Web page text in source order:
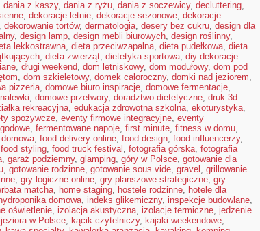
dania z kaszy, dania z ryżu, dania z soczewicy, decluttering,
, dekoracje letnie, dekoracje sezonowe, dekoracje
, dekorowanie tortów, dermatologia, desery bez cukru, design dla
, design lamp, design mebli biurowych, design roślinny,
lekkostrawna, dieta przeciwzapalna, dieta pudełkowa, dieta
, dieta zwierząt, dietetyka sportowa, diy dekoracje
, długi weekend, dom letniskowy, dom modułowy, dom pod
, dom szkieletowy, domek całoroczny, domki nad jeziorem,
pizzeria, domowe biuro inspiracje, domowe fermentacje,
, domowe przetwory, doradztwo dietetyczne, druk 3d
rekreacyjna, edukacja zdrowotna szkolna, ekoturystyka,
spożywcze, eventy firmowe integracyjne, eventy
, fermentowane napoje, first minute, fitness w domu,
, food delivery online, food design, food influencerzy,
food styling, food truck festival , fotografia górska, fotografia
, garaż podziemny, glamping, góry w Polsce, gotowanie dla
, gotowanie rodzinne, gotowanie sous vide, gravel , grillowanie
, gry logiczne online, gry planszowe strategiczne, gry
matcha, home staging, hostele rodzinne, hotele dla
hydroponika domowa, indeks glikemiczny, inspekcje budowlane,
oświetlenie, izolacja akustyczna, izolacje termiczne, jedzenie
jeziora w Polsce, kącik czytelniczy, kajaki weekendowe,